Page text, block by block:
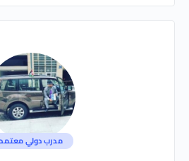
مدرب دولي معتمد